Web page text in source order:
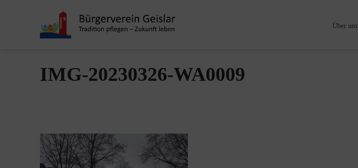
Über uns
IMG-20230326-WA0009